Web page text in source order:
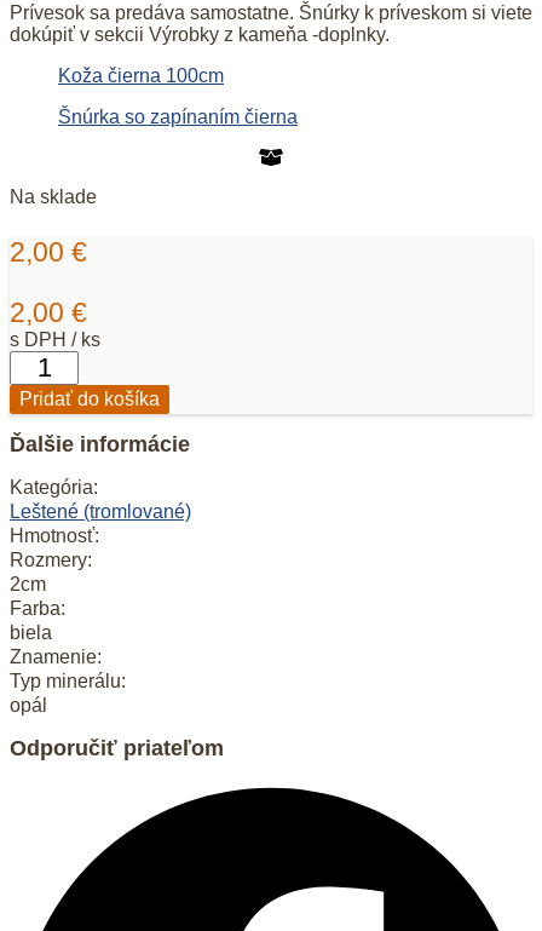
Prívesok sa predáva samostatne. Šnúrky k príveskom si viete
dokúpiť v sekcii Výrobky z kameňa -doplnky.
Koža čierna 100cm
Šnúrka so zapínaním čierna
Na sklade
2,00 €
2,00 €
s DPH / ks
množstvo
Prívesok
Opál
Pridať do košíka
Ďalšie informácie
Kategória:
Leštené (tromlované)
Hmotnosť:
Rozmery:
2cm
Farba:
biela
Znamenie:
Typ minerálu:
opál
Odporučiť priateľom